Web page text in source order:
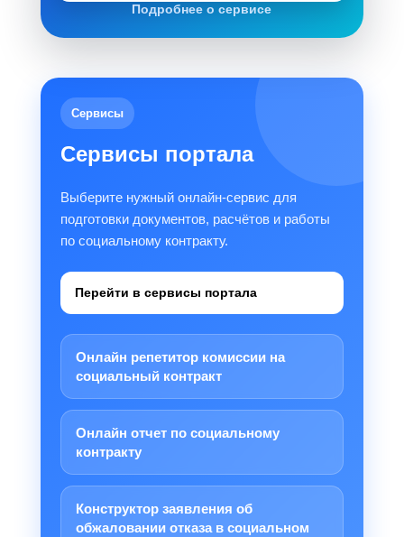
Подробнее о сервисе
Сервисы
Сервисы портала
Выберите нужный онлайн-сервис для
подготовки документов, расчётов и работы
по социальному контракту.
Перейти в сервисы портала
Онлайн репетитор комиссии на
социальный контракт
Онлайн отчет по социальному
контракту
Конструктор заявления об
обжаловании отказа в социальном